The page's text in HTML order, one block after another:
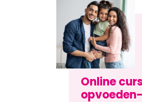
Online